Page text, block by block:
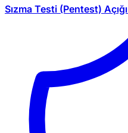
Sızma Testi (Pentest)